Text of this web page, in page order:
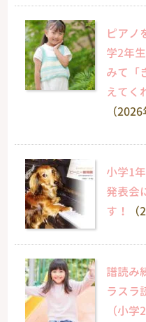
ピアノ
学2年
みて「
えてく
（
小学1
発表会
す！
譜読み
ラスラ
（小